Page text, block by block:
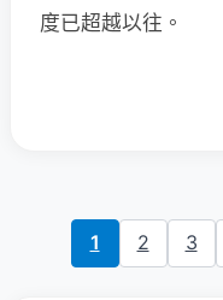
度已超越以往。
1 2 3